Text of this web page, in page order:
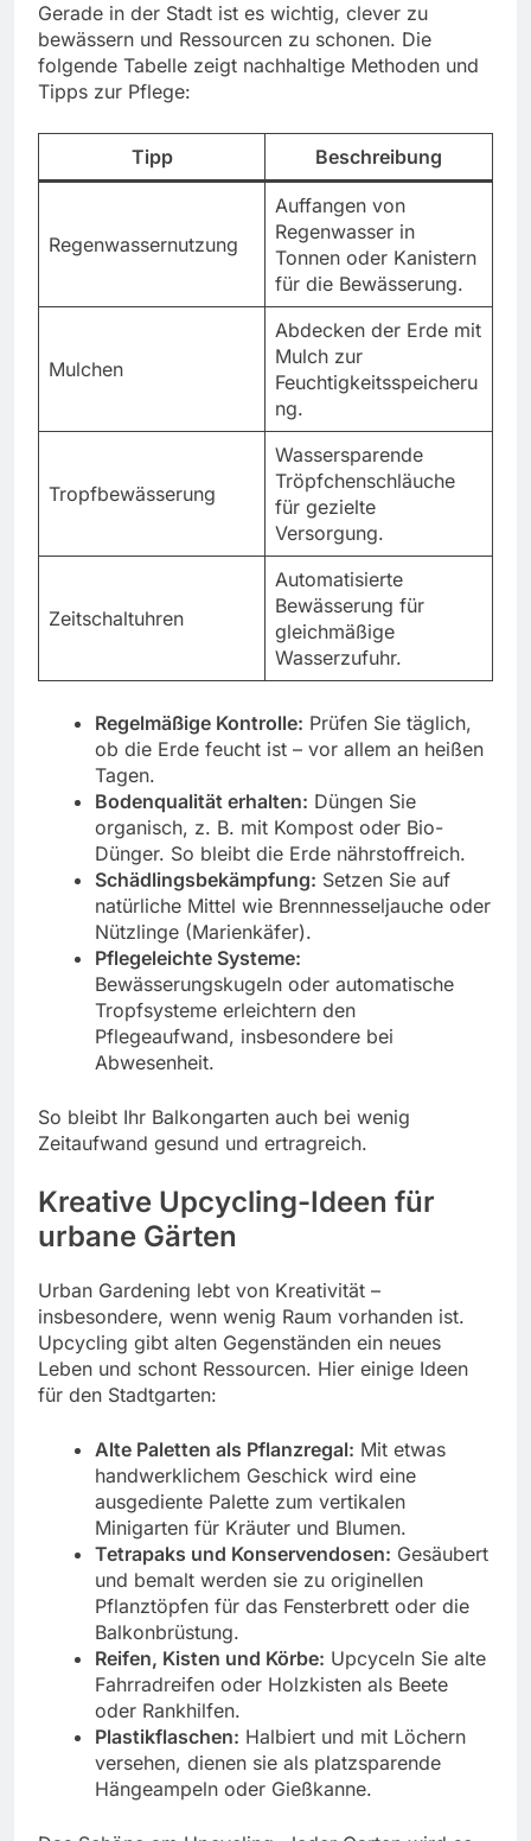
Gerade in der Stadt ist es wichtig, clever zu
bewässern und Ressourcen zu schonen. Die
folgende Tabelle zeigt nachhaltige Methoden und
Tipps zur Pflege:
Tipp Beschreibung
Regenwassernutzung
Auffangen von
Regenwasser in
Tonnen oder Kanistern
für die Bewässerung.
Mulchen
Abdecken der Erde mit
Mulch zur
Feuchtigkeitsspeicheru
ng.
Tropfbewässerung
Wassersparende
Tröpfchenschläuche
für gezielte
Versorgung.
Zeitschaltuhren
Automatisierte
Bewässerung für
gleichmäßige
Wasserzufuhr.
Regelmäßige Kontrolle: Prüfen Sie täglich,
ob die Erde feucht ist – vor allem an heißen
Tagen.
Bodenqualität erhalten: Düngen Sie
organisch, z. B. mit Kompost oder Bio-
Dünger. So bleibt die Erde nährstoffreich.
Schädlingsbekämpfung: Setzen Sie auf
natürliche Mittel wie Brennnesseljauche oder
Nützlinge (Marienkäfer).
Pflegeleichte Systeme:
Bewässerungskugeln oder automatische
Tropfsysteme erleichtern den
Pflegeaufwand, insbesondere bei
Abwesenheit.
So bleibt Ihr Balkongarten auch bei wenig
Zeitaufwand gesund und ertragreich.
Kreative Upcycling-Ideen für
urbane Gärten
Urban Gardening lebt von Kreativität –
insbesondere, wenn wenig Raum vorhanden ist.
Upcycling gibt alten Gegenständen ein neues
Leben und schont Ressourcen. Hier einige Ideen
für den Stadtgarten:
Alte Paletten als Pflanzregal: Mit etwas
handwerklichem Geschick wird eine
ausgediente Palette zum vertikalen
Minigarten für Kräuter und Blumen.
Tetrapaks und Konservendosen: Gesäubert
und bemalt werden sie zu originellen
Pflanztöpfen für das Fensterbrett oder die
Balkonbrüstung.
Reifen, Kisten und Körbe: Upcyceln Sie alte
Fahrradreifen oder Holzkisten als Beete
oder Rankhilfen.
Plastikflaschen: Halbiert und mit Löchern
versehen, dienen sie als platzsparende
Hängeampeln oder Gießkanne.